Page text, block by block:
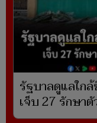
รัฐบาลดูแลใก
เจ็บ 27 รักษา